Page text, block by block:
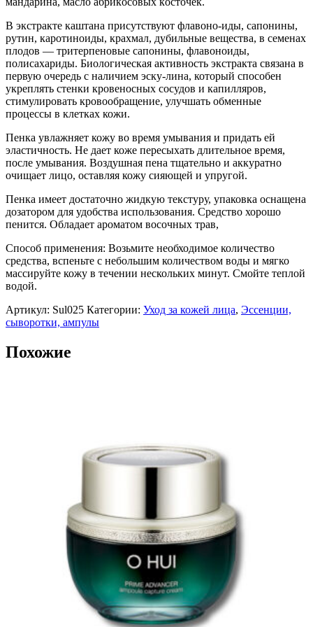
В экстракте каштана присутствуют флавоно-иды, сапонины,
рутин, каротиноиды, крахмал, дубильные вещества, в семенах
плодов — тритерпеновые сапонины, флавоноиды,
полисахариды. Биологическая активность экстракта связана в
первую очередь с наличием эску-лина, который способен
укреплять стенки кровеносных сосудов и капилляров,
стимулировать кровообращение, улучшать обменные
процессы в клетках кожи.
Пенка увлажняет кожу во время умывания и придать ей
эластичность. Не дает коже пересыхать длительное время,
после умывания. Воздушная пена тщательно и аккуратно
очищает лицо, оставляя кожу сияющей и упругой.
Пенка имеет достаточно жидкую текстуру, упаковка оснащена
дозатором для удобства использования. Средство хорошо
пенится. Обладает ароматом восочных трав,
Способ применения: Возьмите необходимое количество
средства, вспеньте с небольшим количеством воды и мягко
массируйте кожу в течении нескольких минут. Смойте теплой
водой.
Артикул: Sul025 Категории: Уход за кожей лица, Эссенции,
сыворотки, ампулы
Похожие